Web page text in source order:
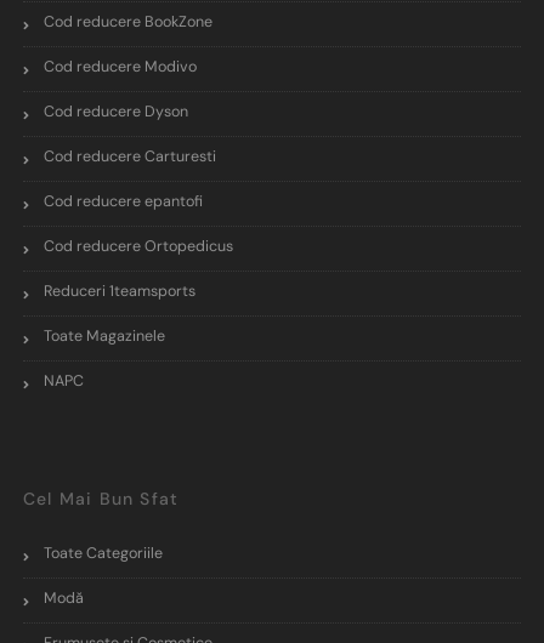
Cod reducere BookZone
Cod reducere Modivo
Cod reducere Dyson
Cod reducere Carturesti
Cod reducere epantofi
Cod reducere Ortopedicus
Reduceri 1teamsports
Toate Magazinele
NAPC
Cel Mai Bun Sfat
Toate Categoriile
Modă